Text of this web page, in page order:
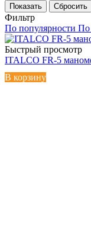
Сбросить
Фильтр
По популярности По
Быстрый просмотр
ITALCO FR-5
В корзину